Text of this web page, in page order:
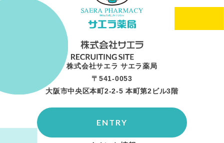
株式会社サエラ サエラ薬局
〒541-0053
大阪市中央区本町2-2-5 本町第2ビル3階
ENTRY